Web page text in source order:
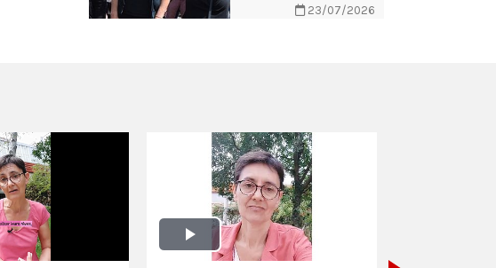
23/07/2026